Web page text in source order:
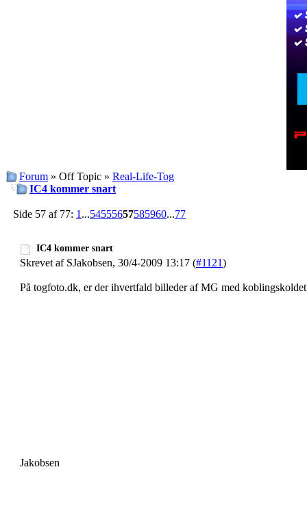
Forum » Off Topic » Real-Life-Tog
IC4 kommer snart
Side 57 af 77: 1 ...54555657585960...77
IC4 kommer snart
Skrevet af SJakobsen, 30/4-2009 13:17 (#1121)
På togfoto.dk, er der ihvertfald billeder af MG med
Jakobsen